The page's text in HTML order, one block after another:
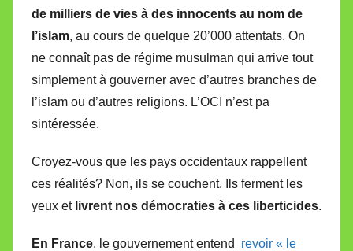
de milliers de vies à des innocents au nom de
l’islam, au cours de quelque 20’000 attentats. On
ne connaît pas de régime musulman qui arrive tout
simplement à gouverner avec d’autres branches de
l’islam ou d’autres religions. L’OCI n’est pa
sintéressée.
Croyez-vous que les pays occidentaux rappellent
ces réalités? Non, ils se couchent. Ils ferment les
yeux et livrent nos démocraties à ces liberticides.
En France, le gouvernement entend revoir « le